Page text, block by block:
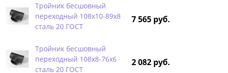
Тройник бесшовный
переходный 108х10-89х8
сталь 20 ГОСТ
7 565 руб.
Тройник бесшовный
переходный 108х8-76х6
сталь 20 ГОСТ
2 082 руб.